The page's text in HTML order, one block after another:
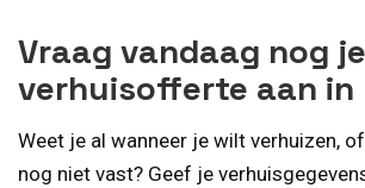
Vraag vandaag nog
verhuisofferte aan in
Weet je al wanneer je wilt verhuizen,
nog niet vast? Geef je